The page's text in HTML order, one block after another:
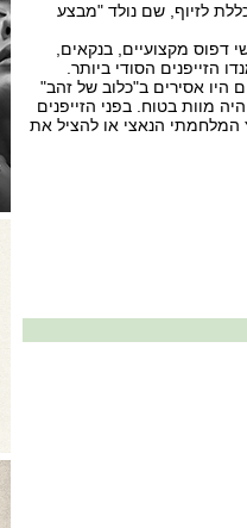
לזיוף, שם נולד "מבצע
דפוס מקצועיים, בנקאים,
הזייפנים הסודי ביותר.
אסירים ב"כלוב של זהב"
מוות בטוח. בפני הזייפנים
הנאצי או להציל את